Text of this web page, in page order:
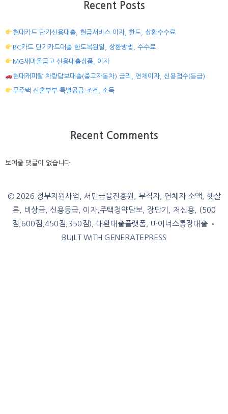
Recent Posts
현대카드 단기신용대출, 현금서비스 이자, 한도, 상환수수료
BC카드 단기카드대출 한도복원일, 상환방법, 수수료
MG새마을금고 신용대출상품, 이자
현대캐피탈 차량담보대출(중고자동차) 금리, 연체이자, 신용점수(등급)
무주택 신혼부부 특별공급 조건, 소득
Recent Comments
보여줄 댓글이 없습니다.
© 2026 정부지원사업, 서민금융진흥원, 무직자, 연체자 소액, 햇살
론, 비상금, 신용등급, 이자,주택청약담보, 장단기, 저신용, (500
점,600점,450점,350점), 대환대출플랫폼, 마이너스통장대출 •
BUILT WITH GENERATEPRESS